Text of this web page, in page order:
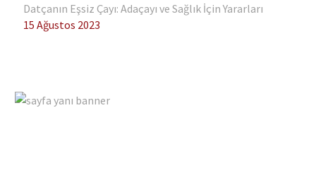
Püren Balı Nedir?
11 Tem 2022
Datçanın Eşsiz Çayı: Adaçayı ve Sağlık İçin Yararları
15 Ağustos 2023